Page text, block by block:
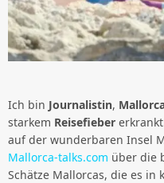
Ich bin Journalistin,
starkem Reisefieber
auf der wunderbaren Insel
Mallorca-talks.com über die
Schätze Mallorcas, die es in